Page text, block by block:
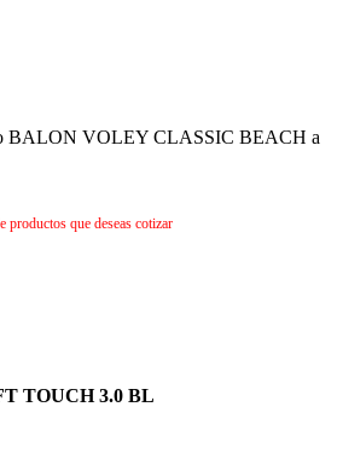
BALON VOLEY CLASSIC BEACH a
productos que deseas cotizar
TOUCH 3.0 BL